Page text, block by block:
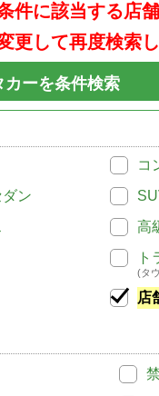
件に該当する店
更して再度検索
ーを条件検索
コ
ン
高
ト
(タ
店